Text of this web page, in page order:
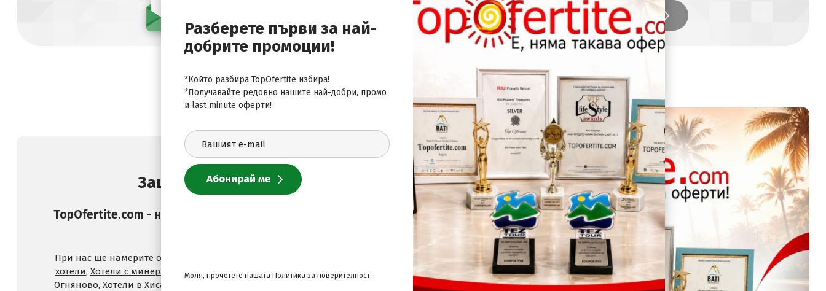
Защо да изберете нас
TopOfertite.com - най-предпочитан онлайн сайт за почивки
При нас ще намерите оферти за
хотели, Хотели с минерален басейн,Хотели във Велинград,Хотели в село
Огняново, Хотели в Хисаря
Разберете първи за най-
добрите промоции!
*Който разбира TopOfertite избира!
*Получавайте редовно нашите най-добри, промо
и last minute оферти!
Моля, прочетете нашата Политика за поверителност